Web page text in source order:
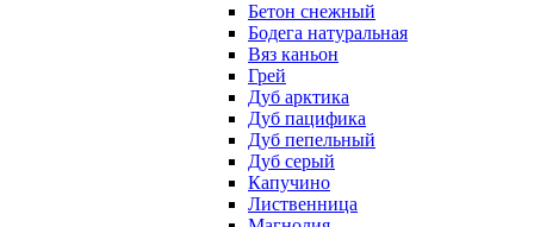
Бетон снежный
Бодега натуральная
Вяз каньон
Грей
Дуб арктика
Дуб пацифика
Дуб пепельный
Дуб серый
Капучино
Лиственница